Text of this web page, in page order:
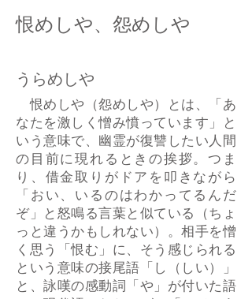
恨めしや、怨めしや
うらめしや
恨めしや（怨めしや）とは、「あ
なたを激しく憎み憤っています」と
いう意味で、幽霊が復讐したい人間
の目前に現れるときの挨拶。つま
り、借金取りがドアを叩きながら
「おい、いるのはわかってるんだ
ぞ」と怒鳴る言葉と似ている（ちょ
っと違うかもしれない）。相手を憎
く思う「恨む」に、そう感じられる
という意味の接尾語「し（しい）」
と、詠嘆の感動詞「や」が付いた語